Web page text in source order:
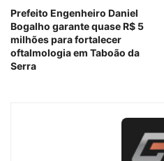
Prefeito Engenheiro Daniel
Bogalho garante quase R$ 5
milhões para fortalecer
oftalmologia em Taboão da
Serra